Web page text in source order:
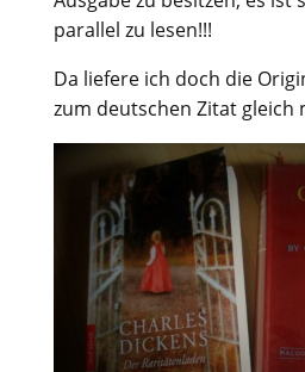
parallel zu lesen!!!
Da liefere ich doch die
zum deutschen Zitat gleich